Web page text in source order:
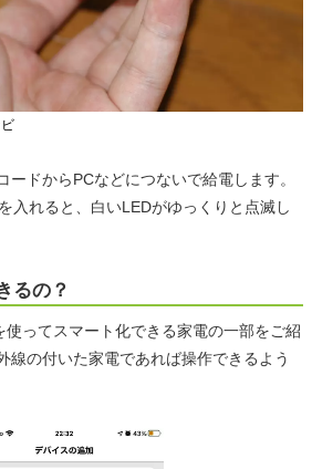
ードからPCなどにつないで給電します。
入れると、白いLEDがゆっくりと点滅し
るの？
使ってスマート化できる家電の一部をご紹
線の付いた家電であれば操作できるよう